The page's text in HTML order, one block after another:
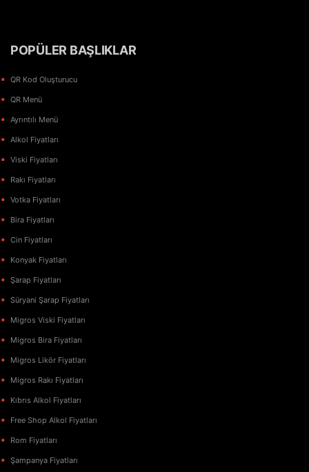
POPÜLER BAŞLIKLAR
QR Kod Oluşturucu
QR Menü
Ayrıntılı Menü
Alkol Fiyatları
Viski Fiyatları
Rakı Fiyatları
Votka Fiyatları
Bira Fiyatları
Cin Fiyatları
Konyak Fiyatları
Şarap Fiyatları
Süryani Şarap Fiyatları
Migros Viski Fiyatları
Migros Bira Fiyatları
Migros Likör Fiyatları
Migros Rakı Fiyatları
Kıbrıs Alkol Fiyatları
Free Shop Alkol Fiyatları
Rom Fiyatları
Şampanya Fiyatları